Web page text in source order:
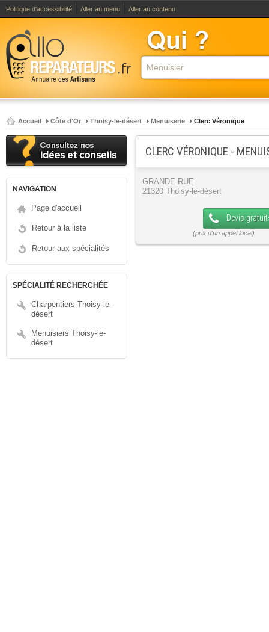
Politique d'accessibilité Aller au menu Aller au contenu
Accueil Côte d'Or Thoisy-le-désert Menuiserie Clerc Véronique
NAVIGATION
Page d'accueil
Retour à la liste
Retour aux spécialités
SPÉCIALITÉ RECHERCHÉE
Charpentiers Thoisy-le-
désert
Menuisiers Thoisy-le-
désert
CLERC VÉRONIQUE -
GRANDE RUE
21320 Thoisy-le-désert
Devis